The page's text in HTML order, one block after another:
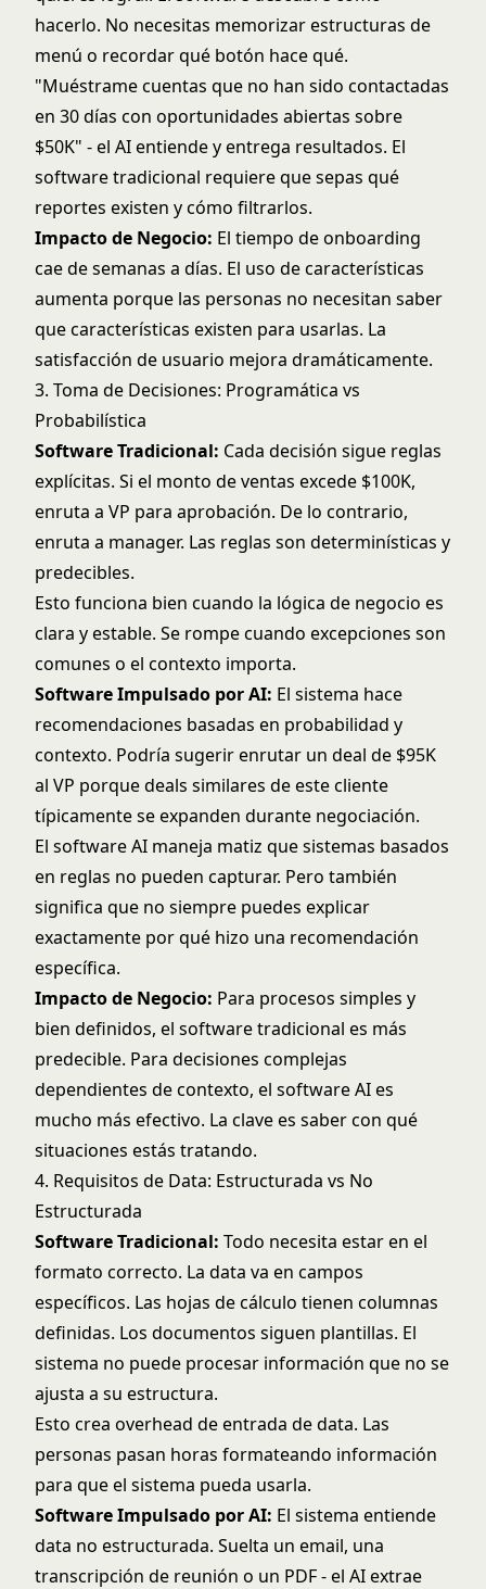
hacerlo. No necesitas memorizar estructuras de
menú o recordar qué botón hace qué.
"Muéstrame cuentas que no han sido contactadas
en 30 días con oportunidades abiertas sobre
$50K" - el AI entiende y entrega resultados. El
software tradicional requiere que sepas qué
reportes existen y cómo filtrarlos.
Impacto de Negocio: El tiempo de onboarding
cae de semanas a días. El uso de características
aumenta porque las personas no necesitan saber
que características existen para usarlas. La
satisfacción de usuario mejora dramáticamente.
3. Toma de Decisiones: Programática vs
Probabilística
Software Tradicional: Cada decisión sigue reglas
explícitas. Si el monto de ventas excede $100K,
enruta a VP para aprobación. De lo contrario,
enruta a manager. Las reglas son determinísticas y
predecibles.
Esto funciona bien cuando la lógica de negocio es
clara y estable. Se rompe cuando excepciones son
comunes o el contexto importa.
Software Impulsado por AI: El sistema hace
recomendaciones basadas en probabilidad y
contexto. Podría sugerir enrutar un deal de $95K
al VP porque deals similares de este cliente
típicamente se expanden durante negociación.
El software AI maneja matiz que sistemas basados
en reglas no pueden capturar. Pero también
significa que no siempre puedes explicar
exactamente por qué hizo una recomendación
específica.
Impacto de Negocio: Para procesos simples y
bien definidos, el software tradicional es más
predecible. Para decisiones complejas
dependientes de contexto, el software AI es
mucho más efectivo. La clave es saber con qué
situaciones estás tratando.
4. Requisitos de Data: Estructurada vs No
Estructurada
Software Tradicional: Todo necesita estar en el
formato correcto. La data va en campos
específicos. Las hojas de cálculo tienen columnas
definidas. Los documentos siguen plantillas. El
sistema no puede procesar información que no se
ajusta a su estructura.
Esto crea overhead de entrada de data. Las
personas pasan horas formateando información
para que el sistema pueda usarla.
Software Impulsado por AI: El sistema entiende
data no estructurada. Suelta un email, una
transcripción de reunión o un PDF - el AI extrae